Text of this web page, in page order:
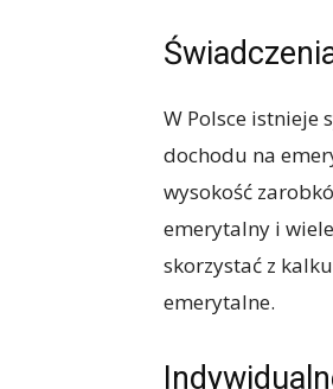
W Polsce istnieje
dochodu na
wysokość
emerytalny i
skorzystać z
emerytalne.